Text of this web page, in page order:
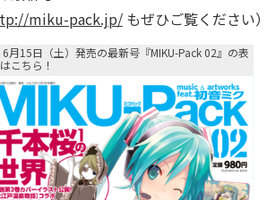
miku-pack.jp/もぜひご覧ください）
月15日（土）発売の最新号『MIKU-Pack 02』の表
こちら！